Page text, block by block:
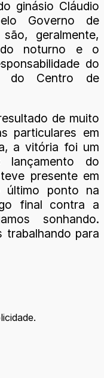
ginásio Cláudio
Governo de
geralmente,
noturno e o
do
do Centro de
de muito
particulares em
a vitória foi um
lançamento do
presente em
ponto na
final contra a
sonhando.
trabalhando para